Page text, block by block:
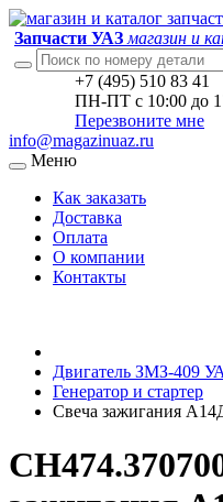
Запчасти УАЗ магазин и
+7 (495) 510 83 41
ПН-ПТ с 10:00 до
Перезвоните мне
info@magazinuaz.ru
Меню
Как заказать
Доставка
Оплата
О компании
Контакты
Двигатель ЗМЗ-409
Генератор и стартер
Свеча зажигания